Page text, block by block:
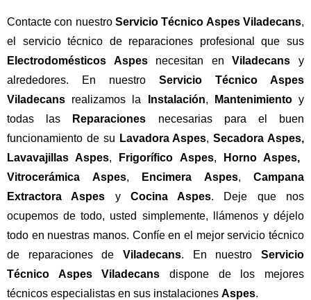
Contacte con nuestro Servicio Técnico Aspes Viladecans,
el servicio técnico de reparaciones profesional que sus
Electrodomésticos Aspes necesitan enViladecans y
alrededores. En nuestro Servicio Técnico Aspes
Viladecans realizamos la Instalación, Mantenimientoy
todas las
Reparaciones necesarias para el buen
funcionamiento de su Lavadora Aspes,Secadora Aspes,
Lavavajillas Aspes, Frigorífico Aspes, Horno Aspes,
Vitrocerámica Aspes, Encimera Aspes, Campana
Extractora Aspes y Cocina Aspes. Deje que nos
ocupemos de todo, usted simplemente, llámenos y déjelo
todo en nuestras manos. Confíe en el mejor servicio técnico
de reparaciones de Viladecans. En nuestro Servicio
Técnico Aspes Viladecans dispone de los mejores
técnicos especialistas en sus instalaciones Aspes.